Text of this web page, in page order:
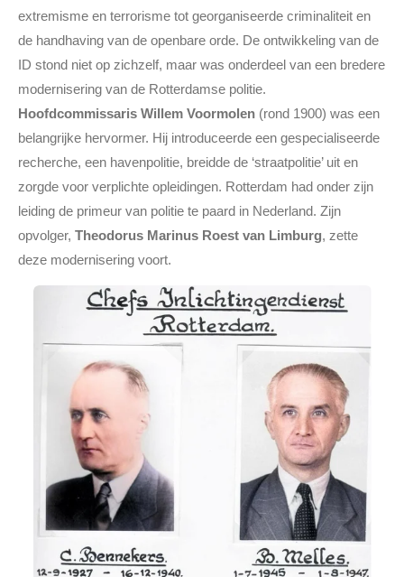
extremisme en terrorisme tot georganiseerde criminaliteit en
de handhaving van de openbare orde. De ontwikkeling van de
ID stond niet op zichzelf, maar was onderdeel van een bredere
modernisering van de Rotterdamse politie.
Hoofdcommissaris Willem Voormolen (rond 1900) was een
belangrijke hervormer. Hij introduceerde een gespecialiseerde
recherche, een havenpolitie, breidde de ‘straatpolitie’ uit en
zorgde voor verplichte opleidingen. Rotterdam had onder zijn
leiding de primeur van politie te paard in Nederland. Zijn
opvolger, Theodorus Marinus Roest van Limburg, zette
deze modernisering voort.